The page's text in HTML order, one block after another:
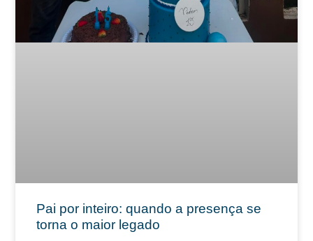
Pai por inteiro: quando a presença se
torna o maior legado